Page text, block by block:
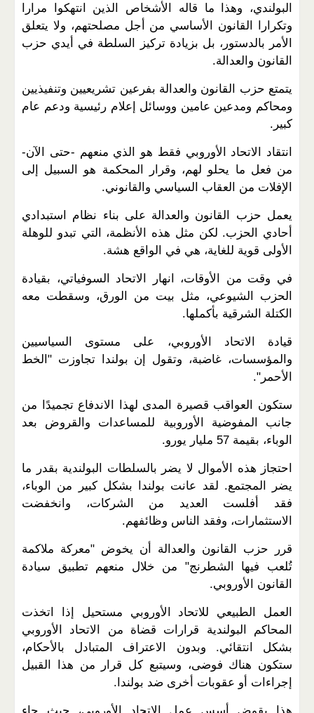
البولندي، وهذا ما قاله الأشخاص الذين انتهكوا مرارا
وتكرارا القانون الأساسي من أجل مصلحتهم، ولا يتعلق
الأمر بالدستور، بل بزيادة تركيز السلطة في أيدي حزب
القانون والعدالة.
يتمتع حزب القانون والعدالة بفرعين تشريعيين وتنفيذيين
ومحاكم ومدعين عامين ووسائل إعلام رئيسية ودعم عام
كبير.
انتقاد الاتحاد الأوروبي فقط هو الذي منعهم -حتى الآن-
من فعل ما يحلو لهم، وقرار المحكمة هو السبيل إلى
الإفلات من العقاب السياسي والقانوني.
يعمل حزب القانون والعدالة على بناء نظام استبدادي
أحادي الحزب. لكن مثل هذه الأنظمة، التي تبدو للوهلة
الأولى قوية للغاية، هي في الواقع هشة.
في وقت من الأوقات، انهار الاتحاد السوفياتي، بقيادة
الحزب الشيوعي، مثل بيت من الورق، وسقطت معه
الكتلة الشرقية بأكملها.
قيادة الاتحاد الأوروبي، على مستوى السياسيين
والمؤسسات، غاضبة، وتقول إن بولندا تجاوزت "الخط
الأحمر".
ستكون العواقب قصيرة المدى لهذا الاندفاع تجميدًا من
جانب المفوضية الأوروبية للمساعدات والقروض بعد
الوباء، بقيمة 57 مليار يورو.
احتجاز هذه الأموال لا يضر بالسلطات البولندية بقدر ما
يضر المجتمع. لقد عانت بولندا بشكل كبير من الوباء،
فقد أفلست العديد من الشركات، وانخفضت
الاستثمارات، وفقد الناس وظائفهم.
قرر حزب القانون والعدالة أن يخوض "معركة ملاكمة
تُلعب فيها الشطرنج" من خلال منعهم تطبيق سيادة
القانون الأوروبي.
العمل الطبيعي للاتحاد الأوروبي مستحيل إذا اتخذت
المحاكم البولندية قرارات قضاة من الاتحاد الأوروبي
بشكل انتقائي. وبدون الاعتراف المتبادل بالأحكام،
ستكون هناك فوضى، وسيتبع كل قرار من هذا القبيل
إجراءات أو عقوبات أخرى ضد بولندا.